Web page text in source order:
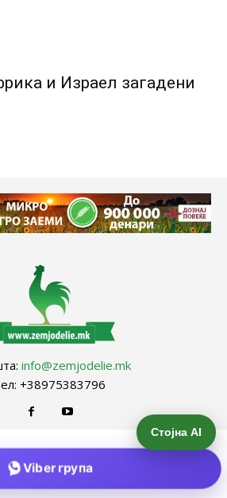
и Израел загадени
info@zemjodelie.mk
+38975383796
Стојна AI
Viber група